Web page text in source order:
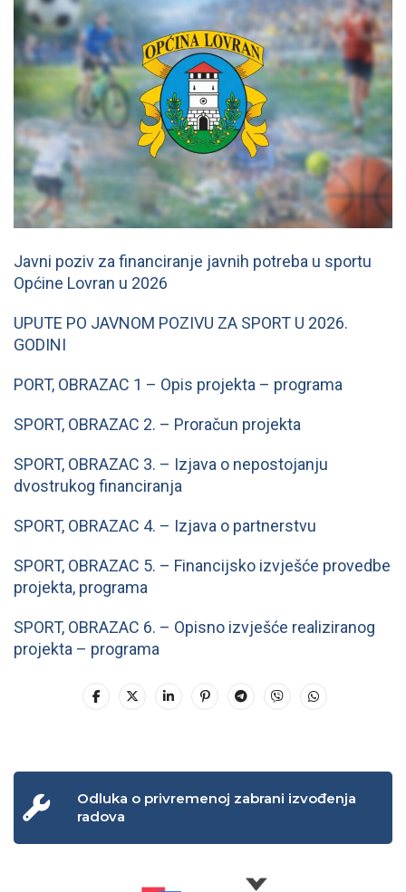
Javni poziv za financiranje javnih potreba u sportu
Općine Lovran u 2026
UPUTE PO JAVNOM POZIVU ZA SPORT U 2026.
GODINI
PORT, OBRAZAC 1 – Opis projekta – programa
SPORT, OBRAZAC 2. – Proračun projekta
SPORT, OBRAZAC 3. – Izjava o nepostojanju
dvostrukog financiranja
SPORT, OBRAZAC 4. – Izjava o partnerstvu
SPORT, OBRAZAC 5. – Financijsko izvješće provedbe
projekta, programa
SPORT, OBRAZAC 6. – Opisno izvješće realiziranog
projekta – programa
Odluka o privremenoj zabrani izvođenja
radova